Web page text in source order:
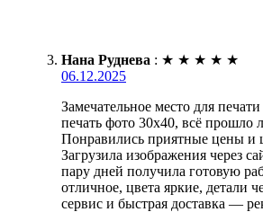
Нана Руднева : ★ ★ ★ ★ ★
06.12.2025
Замечательное место для
печать фото 30х40, всё прошло
Понравились приятные цены и
Загрузила изображения через
пару дней получила готовую
отличное, цвета яркие, детали
сервис и быстрая доставка —